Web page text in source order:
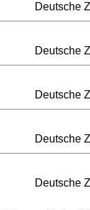
Deutsche
Deutsche
Deutsche
Deutsche
Deutsche